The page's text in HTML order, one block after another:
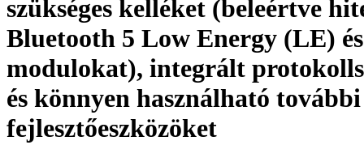
szükséges kelléket (beleértve
Bluetooth 5 Low Energy (LE)
modulokat), integrált
és könnyen használható további
fejlesztőeszközöket